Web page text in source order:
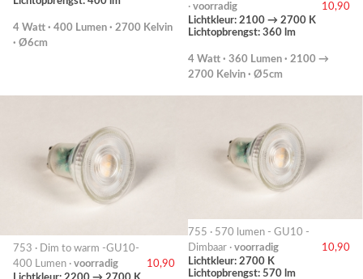
4 Watt · 400 Lumen · 2700 Kelvin
· Ø6cm
· voorradig
10,90
Lichtkleur: 2100 → 2700 K
Lichtopbrengst: 360 lm
4 Watt · 360 Lumen · 2100 →
2700 Kelvin · Ø5cm
753 · Dim to warm -GU10-
400 Lumen · voorradig
10,90
Lichtkleur: 2200 → 2700 K
755 · 570 lumen - GU10 -
Dimbaar · voorradig
10,90
Lichtkleur: 2700 K
Lichtopbrengst: 570 lm